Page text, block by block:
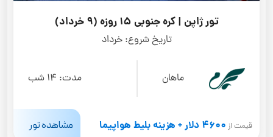
تور ژاپن | کره جنوبی 15 روزه (9 خرداد)
تاریخ شروع: خرداد
ماهان مدت: 14 شب
قیمت از 4600 دلار + هزینه بلیط هواپیما مشاهده تور